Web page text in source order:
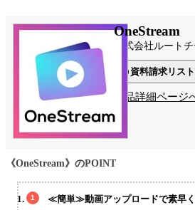
OneStream
株式会社ルート
資料請求リス
製品詳細ページ
《OneStream》のPOINT
≪簡単≫動画アップロードで素早